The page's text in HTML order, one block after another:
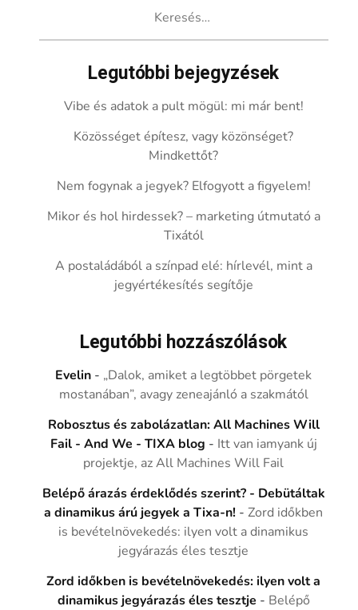
Legutóbbi bejegyzések
Vibe és adatok a pult mögül: mi már bent!
Közösséget építesz, vagy közönséget?
Mindkettőt?
Nem fogynak a jegyek? Elfogyott a figyelem!
Mikor és hol hirdessek? – marketing útmutató a
Tixától
A postaládából a színpad elé: hírlevél, mint a
jegyértékesítés segítője
Legutóbbi hozzászólások
Evelin - „Dalok, amiket a legtöbbet pörgetek
mostanában”, avagy zeneajánló a szakmától
Robosztus és zabolázatlan: All Machines Will
Fail - And We - TIXA blog - Itt van iamyank új
projektje, az All Machines Will Fail
Belépő árazás érdeklődés szerint? - Debütáltak
a dinamikus árú jegyek a Tixa-n! -Zord időkben
is bevételnövekedés: ilyen volt a dinamikus
jegyárazás éles tesztje
Zord időkben is bevételnövekedés: ilyen volt a
dinamikus jegyárazás éles tesztje - Belépő